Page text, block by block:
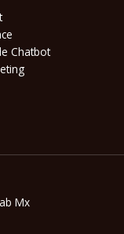
Chatbot
Mx